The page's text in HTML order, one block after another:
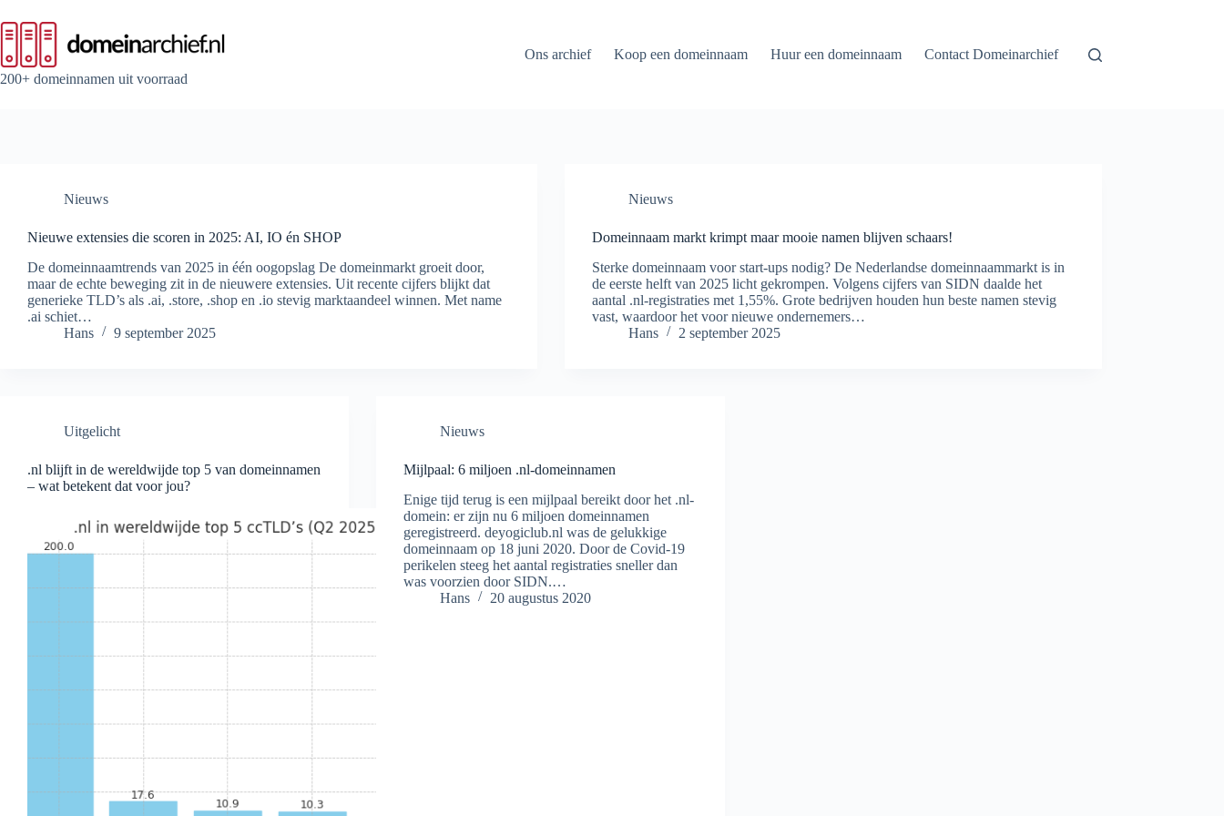
naar
de
inhoud
200+ domeinnamen uit voorraad
Ons archief Koop een domeinnaam Huur een domeinnaam Contact Domeinarchief
Nieuws
Nieuwe extensies die scoren in 2025: AI, IO én SHOP
De domeinnaamtrends van 2025 in één oogopslag De domeinmarkt groeit door,
maar de echte beweging zit in de nieuwere extensies. Uit recente cijfers blijkt dat
generieke TLD’s als .ai, .store, .shop en .io stevig marktaandeel winnen. Met name
.ai schiet…
Hans
9 september 2025
Nieuws
Domeinnaam markt krimpt maar mooie namen blijven schaars!
Sterke domeinnaam voor start-ups nodig? De Nederlandse domeinnaammarkt is in
de eerste helft van 2025 licht gekrompen. Volgens cijfers van SIDN daalde het
aantal .nl-registraties met 1,55%. Grote bedrijven houden hun beste namen stevig
vast, waardoor het voor nieuwe ondernemers…
Hans
2 september 2025
Uitgelicht
.nl blijft in de wereldwijde top 5 van domeinnamen
– wat betekent dat voor jou?
Nieuws
Mijlpaal: 6 miljoen .nl-domeinnamen
Enige tijd terug is een mijlpaal bereikt door het .nl-
domein: er zijn nu 6 miljoen domeinnamen
geregistreerd. deyogiclub.nl was de gelukkige
domeinnaam op 18 juni 2020. Door de Covid-19
perikelen steeg het aantal registraties sneller dan
was voorzien door SIDN.…
Hans
20 augustus 2020